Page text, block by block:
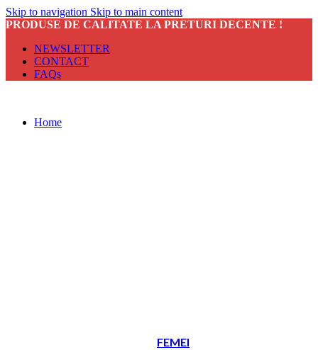
Skip to navigation Skip to main content
PRODUSE DE CALITATE LA PRETURI DECENTE !
NEWSLETTER
CONTACT
FAQs
Home
FEMEI